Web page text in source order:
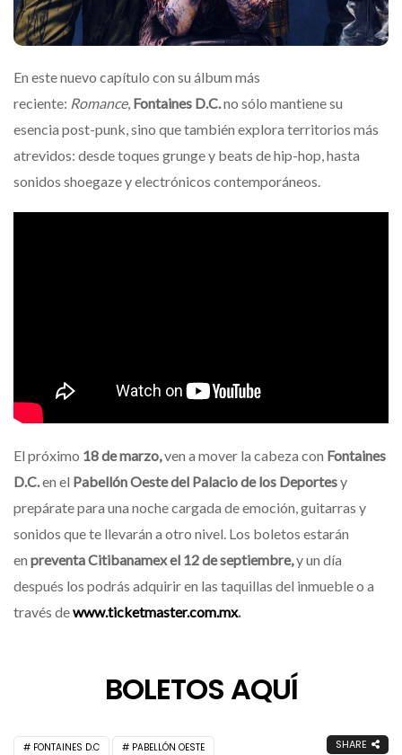
En este nuevo capítulo con su álbum más
reciente: Romance, Fontaines D.C.no sólo mantiene su
esencia post-punk, sino que también explora territorios más
atrevidos: desde toques grunge y beats de hip-hop, hasta
sonidos shoegaze y electrónicos contemporáneos.
El próximo 18 de marzo,ven a mover la cabeza con Fontaines
D.C.en el Pabellón Oeste del Palacio de los Deportesy
prepárate para una noche cargada de emoción, guitarras y
sonidos que te llevarán a otro nivel. Los boletos estarán
en preventa Citibanamex el 12 de septiembre,y un día
después los podrás adquirir en las taquillas del inmueble o a
través dewww.ticketmaster.com.mx.
BOLETOS AQUÍ
FONTAINES D.C PABELLÓN OESTE SHARE